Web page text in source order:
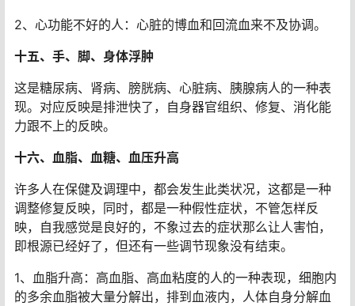
2、心功能不好的人：心脏的博血和回流血来不及协调。
十五、手、脚、身体浮肿
这是糖尿病、肾病、膀胱病、心脏病、胰腺病人的一种表
现。对应反映是排泄快了，自身器官组织、修复、消化能
力跟不上的反映。
十六、血脂、血糖、血压升高
许多人在保健及调理中，都会发生此类状况，这都是一种
调整修复反映，同时，都是一种假性症状，不管怎样反
映，自我感觉是良好的，不象过去的症状那么让人害怕，
即根源已经好了，但还有一些调节现象没有结束。
1、血脂升高：高血脂、高血粘度的人的一种表现，细胞内
的多余血脂被大量分解出，排到血液内，人体自身分解血